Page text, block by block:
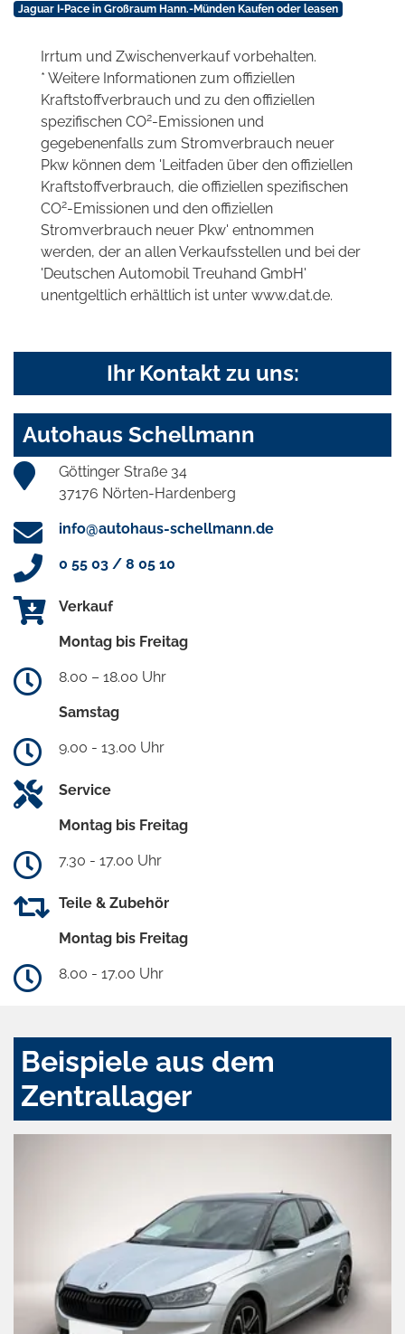
Jaguar I-Pace in Großraum Hann.-Münden Kaufen oder leasen
Irrtum und Zwischenverkauf vorbehalten.
* Weitere Informationen zum offiziellen
Kraftstoffverbrauch und zu den offiziellen
spezifischen CO2-Emissionen und
gegebenenfalls zum Stromverbrauch neuer
Pkw können dem 'Leitfaden über den offiziellen
Kraftstoffverbrauch, die offiziellen spezifischen
CO2-Emissionen und den offiziellen
Stromverbrauch neuer Pkw' entnommen
werden, der an allen Verkaufsstellen und bei der
'Deutschen Automobil Treuhand GmbH'
unentgeltlich erhältlich ist unter www.dat.de.
Ihr Kontakt zu uns:
Autohaus Schellmann
Göttinger Straße 34
37176 Nörten-Hardenberg
info@autohaus-schellmann.de
0 55 03 / 8 05 10
Verkauf
Montag bis Freitag
8.00 – 18.00 Uhr
Samstag
9.00 - 13.00 Uhr
Service
Montag bis Freitag
7.30 - 17.00 Uhr
Teile & Zubehör
Montag bis Freitag
8.00 - 17.00 Uhr
Beispiele aus dem
Zentrallager